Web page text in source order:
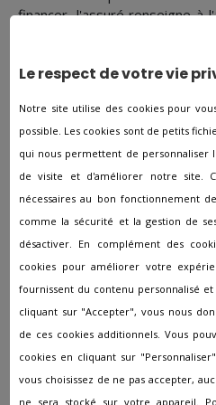
financer, l'assuré renseigne à
Quelles sont les
prévoir pour
d'obsèques ?
Le montant des funérailles
en général entre 3 100 et 5
une crémation.
Ce tarif comprend des
Un cercueil avec 4
Les taxes d'inhumation
Une plaque d'identité
Le transport dans un
Le respect de votre vie
Notre site utilise des cookies pour
possible. Les cookies sont de petits
qui nous permettent de personnaliser
de visite et d'améliorer notre site.
nécessaires au bon fonctionnement
comme la sécurité et la gestion de
désactiver. En complément des
cookies pour améliorer votre
fournissent du contenu personnalisé
cliquant sur "Accepter", vous nous
de ces cookies additionnels. Vous
cookies en cliquant sur
vous choisissez de ne pas accepter,
ne sera stocké sur votre appareil.